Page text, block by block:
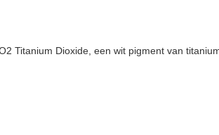
Titanium Dioxide, een wit pigment van